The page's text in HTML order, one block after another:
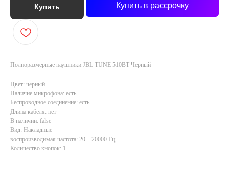
Купить Купить в рассрочку
Полноразмерные наушники JBL TUNE 510BT Черный
Цвет: черный
Наличие микрофона: есть
Беспроводное соединение: есть
Длина кабеля: нет
В наличии: false
Вид: Накладные
воспроизводимая частота: 20 – 20000 Гц
Количество кнопок: 1